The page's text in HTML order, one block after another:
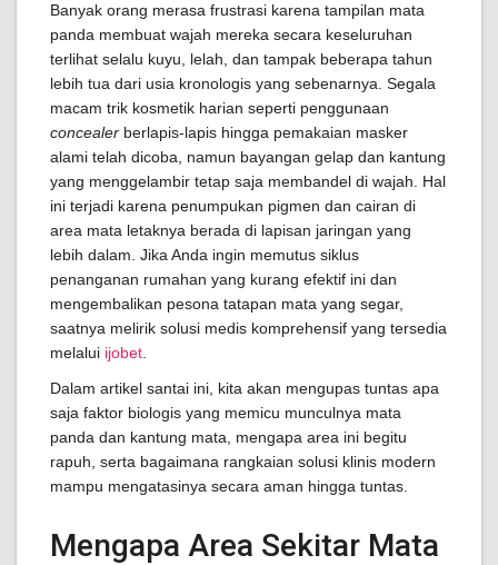
Banyak orang merasa frustrasi karena tampilan mata
panda membuat wajah mereka secara keseluruhan
terlihat selalu kuyu, lelah, dan tampak beberapa tahun
lebih tua dari usia kronologis yang sebenarnya. Segala
macam trik kosmetik harian seperti penggunaan
concealer berlapis-lapis hingga pemakaian masker
alami telah dicoba, namun bayangan gelap dan kantung
yang menggelambir tetap saja membandel di wajah. Hal
ini terjadi karena penumpukan pigmen dan cairan di
area mata letaknya berada di lapisan jaringan yang
lebih dalam. Jika Anda ingin memutus siklus
penanganan rumahan yang kurang efektif ini dan
mengembalikan pesona tatapan mata yang segar,
saatnya melirik solusi medis komprehensif yang tersedia
melalui ijobet
Dalam artikel santai ini, kita akan mengupas tuntas apa
saja faktor biologis yang memicu munculnya mata
panda dan kantung mata, mengapa area ini begitu
rapuh, serta bagaimana rangkaian solusi klinis modern
mampu mengatasinya secara aman hingga tuntas.
Mengapa Area Sekitar Mata